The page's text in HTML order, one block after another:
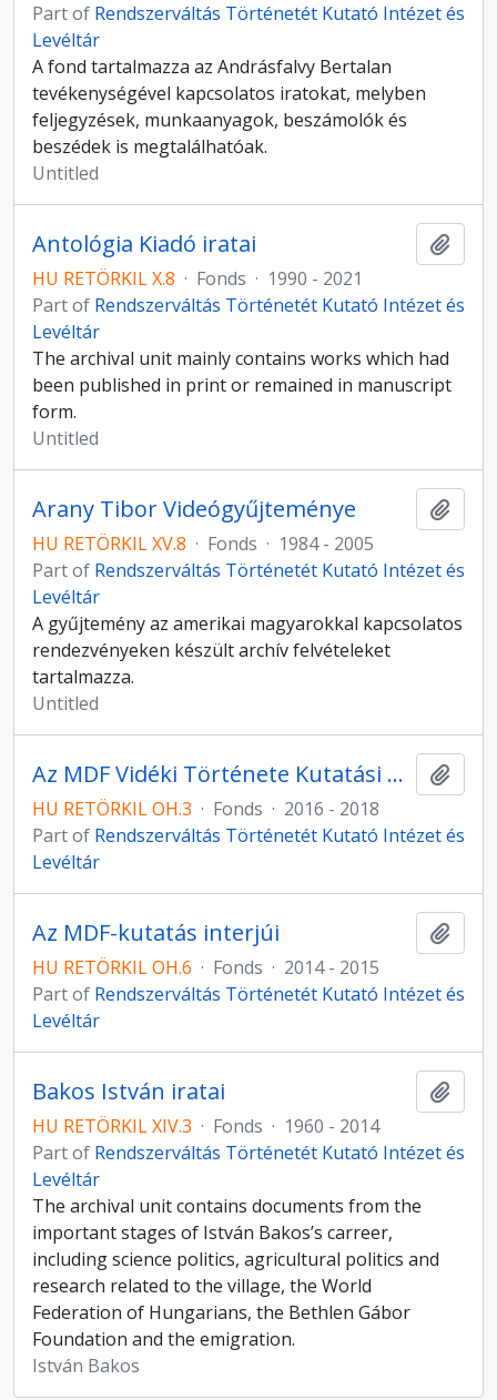
Part of Rendszerváltás Történetét Kutató Intézet és
Levéltár
A fond tartalmazza az Andrásfalvy Bertalan
tevékenységével kapcsolatos iratokat, melyben
feljegyzések, munkaanyagok, beszámolók és
beszédek is megtalálhatóak.
Untitled
Antológia Kiadó iratai
HU RETÖRKIL X.8 · Fonds · 1990 - 2021
Part of Rendszerváltás Történetét Kutató Intézet és
Levéltár
The archival unit mainly contains works which had
been published in print or remained in manuscript
form.
Untitled
Arany Tibor Videógyűjteménye
HU RETÖRKIL XV.8 · Fonds · 1984 - 2005
Part of Rendszerváltás Történetét Kutató Intézet és
Levéltár
A gyűjtemény az amerikai magyarokkal kapcsolatos
rendezvényeken készült archív felvételeket
tartalmazza.
Untitled
Az MDF Vidéki Története Kutatási Program Interjúi
HU RETÖRKIL OH.3 · Fonds · 2016 - 2018
Part of Rendszerváltás Történetét Kutató Intézet és
Levéltár
Az MDF-kutatás interjúi
HU RETÖRKIL OH.6 · Fonds · 2014 - 2015
Part of Rendszerváltás Történetét Kutató Intézet és
Levéltár
Bakos István iratai
HU RETÖRKIL XIV.3 · Fonds · 1960 - 2014
Part of Rendszerváltás Történetét Kutató Intézet és
Levéltár
The archival unit contains documents from the
important stages of István Bakos’s carreer,
including science politics, agricultural politics and
research related to the village, the World
Federation of Hungarians, the Bethlen Gábor
Foundation and the emigration.
István Bakos